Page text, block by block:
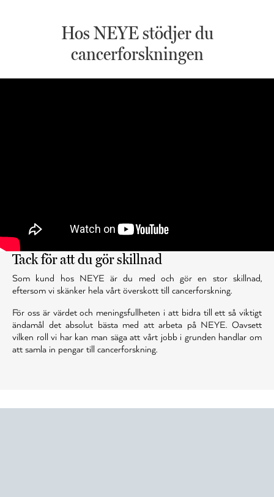
Hos NEYE stödjer du
cancerforskningen
Tack för att du gör skillnad
Som kund hos NEYE är du med och gör en stor skillnad,
eftersom vi skänker hela vårt överskott till cancerforskning.
För oss är värdet och meningsfullheten i att bidra till ett så viktigt
ändamål det absolut bästa med att arbeta på NEYE. Oavsett
vilken roll vi har kan man säga att vårt jobb i grunden handlar om
att samla in pengar till cancerforskning.